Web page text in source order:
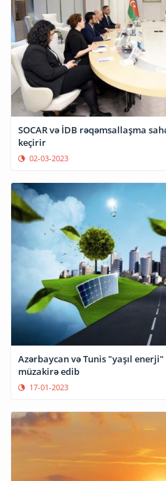
SOCAR və İDB rəqəmsallaşma sahəsində əməkdaşlığı nəzərdən
keçirir
02-03-2023
Azərbaycan və Tunis "yaşıl enerji"
müzakirə edib
17-01-2023